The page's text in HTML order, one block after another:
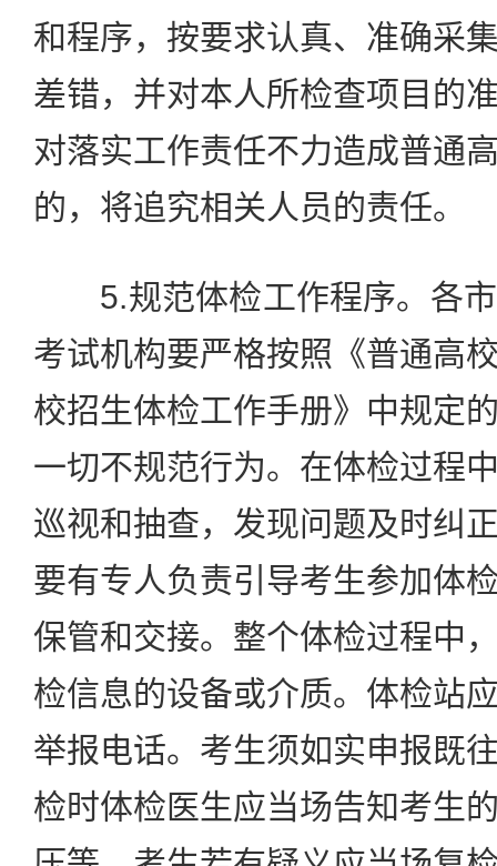
和程序，按要求认真、准确采
差错，并对本人所检查项目的
对落实工作责任不力造成普通
的，将追究相关人员的责任。
5.规范体检工作程序。各市
考试机构要严格按照《普通高
校招生体检工作手册》中规定
一切不规范行为。在体检过程
巡视和抽查，发现问题及时纠
要有专人负责引导考生参加体
保管和交接。整个体检过程中
检信息的设备或介质。体检站
举报电话。考生须如实申报既
检时体检医生应当场告知考生